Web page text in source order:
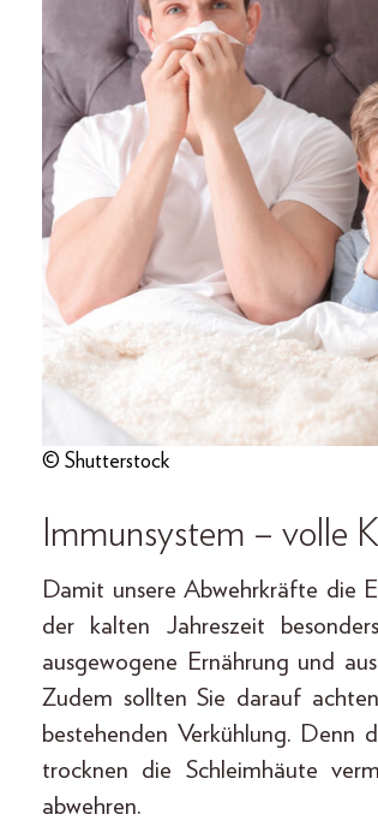
© Shutterstock
Immunsystem – volle
Damit unsere Abwehrkräfte die
der kalten Jahreszeit
ausgewogene Ernährung und
Zudem sollten Sie darauf
bestehenden Verkühlung. Denn
trocknen die Schleimhäute
abwehren.